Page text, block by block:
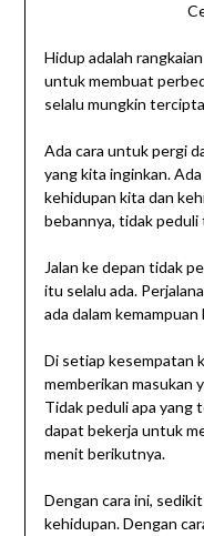
Hidup adalah
untuk membuat
selalu mungkin
Ada cara untuk pergi
yang kita inginkan.
kehidupan kita dan
bebannya, tidak
Jalan ke depan tidak
itu selalu ada.
ada dalam
Di setiap kesempatan
memberikan masukan
Tidak peduli apa yang
dapat bekerja untuk
menit berikutnya.
Dengan cara ini,
kehidupan. Dengan